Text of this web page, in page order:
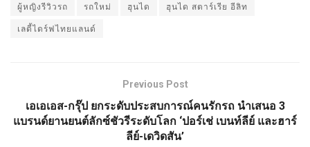
ผู้หญิงรีวิวรถ รถใหม่ ฮุนได ฮุนได สตาร์เรีย อีลิท
เลดี้ไดร์ฟไทยแลนด์
Previous Post
เอเอเอส-กรุ๊ป ยกระดับประสบการณ์คนรักรถ นำเสนอ 3
แบรนด์ยานยนต์ลักซ์ชัวรีระดับโลก ‘ปอร์เช่ เบนท์ลีย์ และฮาร์
ลีย์-เดวิดสัน’